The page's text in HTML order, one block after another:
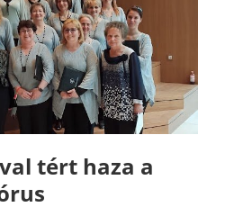
tért haza a